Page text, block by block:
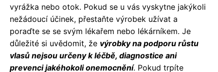
vyrážka nebo otok. Pokud se u vás vyskytne jakýkoli
nežádoucí účinek, přestaňte výrobek užívat a
poraďte se se svým lékařem nebo lékárníkem. Je
důležité si uvědomit, že výrobky na podporu růstu
vlasů nejsou určeny k léčbě, diagnostice ani
prevenci jakéhokoli onemocnění. Pokud trpíte